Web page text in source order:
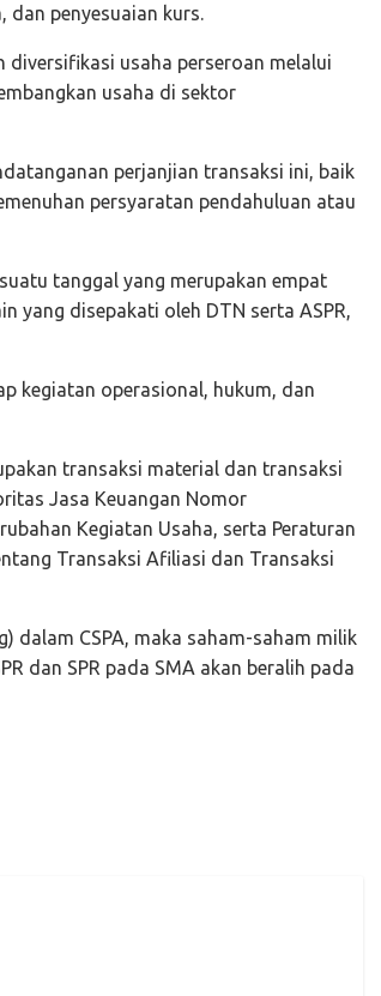
dan penyesuaian kurs.
usaha perseroan melalui
usaha di sektor
perjanjian transaksi ini, baik
persyaratan pendahuluan atau
tanggal yang merupakan empat
yang disepakati oleh DTN serta ASPR,
kegiatan operasional, hukum, dan
transaksi material dan transaksi
Jasa Keuangan Nomor
Kegiatan Usaha, serta Peraturan
Transaksi Afiliasi dan Transaksi
dalam CSPA, maka saham-saham milik
dan SPR pada SMA akan beralih pada